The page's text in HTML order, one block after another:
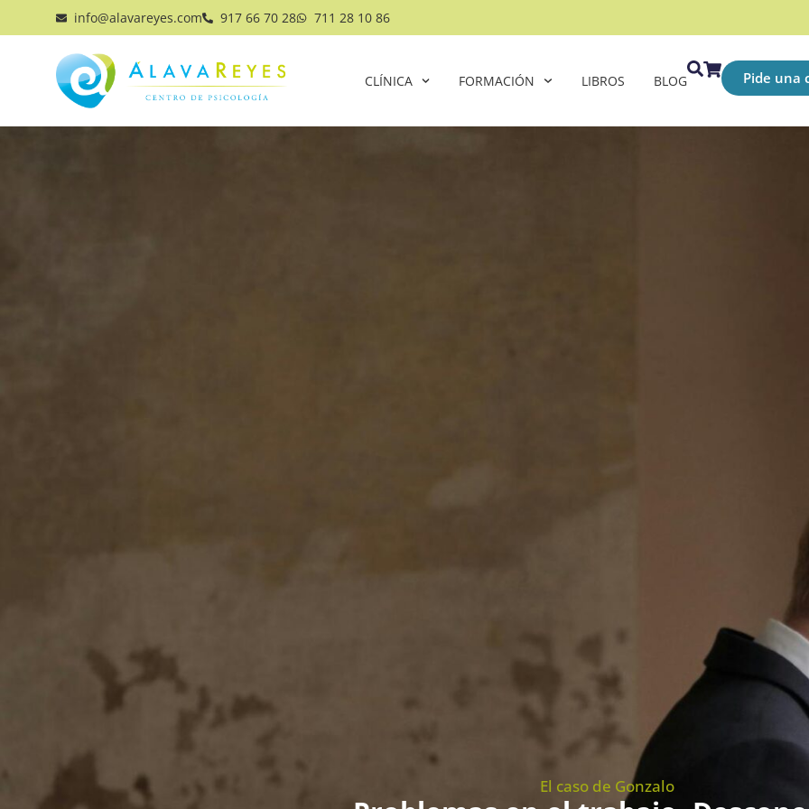
info@alavareyes.com 917 66 70 28 711 28 10 86
CLÍNICA FORMACIÓN LIBROS BLOG Pide una
El caso de Gonzalo